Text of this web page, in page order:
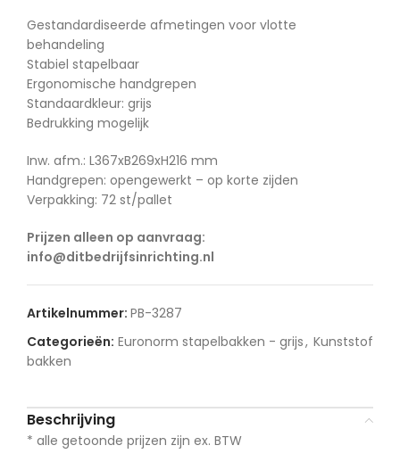
Gestandardiseerde afmetingen voor vlotte
behandeling
Stabiel stapelbaar
Ergonomische handgrepen
Standaardkleur: grijs
Bedrukking mogelijk
Inw. afm.: L367xB269xH216 mm
Handgrepen: opengewerkt – op korte zijden
Verpakking: 72 st/pallet
Prijzen alleen op aanvraag:
info@ditbedrijfsinrichting.nl
Artikelnummer: PB-3287
Categorieën: Euronorm stapelbakken - grijs, Kunststof
bakken
Beschrijving
* alle getoonde prijzen zijn ex. BTW